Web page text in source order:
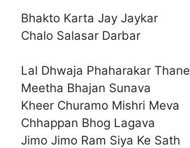
Bhakto Karta Jay Jaykar
Chalo Salasar Darbar
Lal Dhwaja Phaharakar Thane
Meetha Bhajan Sunava
Kheer Churamo Mishri Meva
Chhappan Bhog Lagava
Jimo Jimo Ram Siya Ke Sath